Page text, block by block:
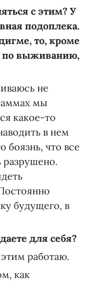
с этим? У
подоплека.
то, кроме
по выживанию,
не
мы
какое-то
в нем
боязнь, что все
разрушено.
будущего, в
для себя?
работаю.
как